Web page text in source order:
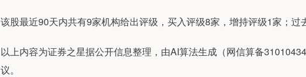
该股最近90天内共有9家机构给出评级，买入评级8家，增持评级1家；过
以上内容为证券之星据公开信息整理，由AI算法生成（网信算备
议。